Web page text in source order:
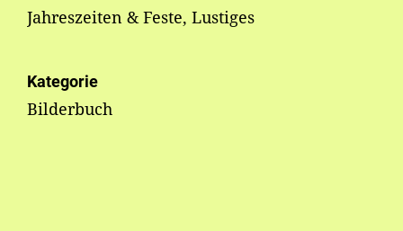
Jahreszeiten & Feste, Lustiges
Kategorie
Bilderbuch